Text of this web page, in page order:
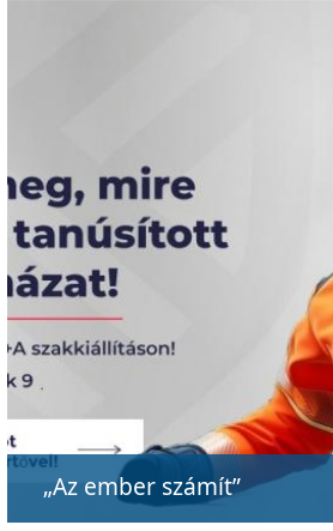
„Az ember számít”